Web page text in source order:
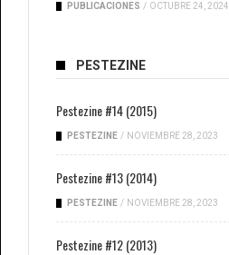
PUBLICACIONES / OCTUBRE 24, 2024
PESTEZINE
Pestezine #14 (2015)
PESTEZINE / NOVIEMBRE 28, 2023
Pestezine #13 (2014)
PESTEZINE / NOVIEMBRE 28, 2023
Pestezine #12 (2013)